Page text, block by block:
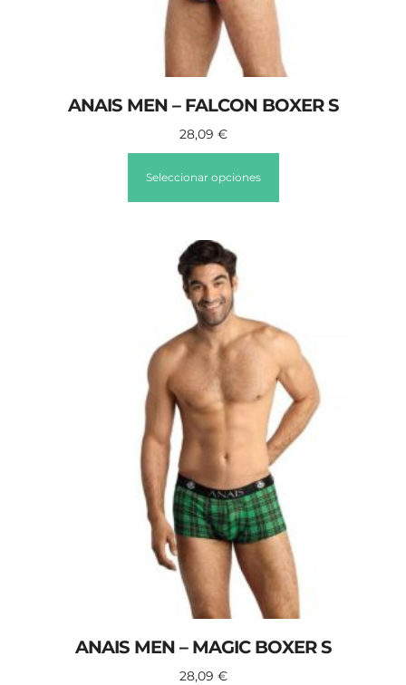
ANAIS MEN – FALCON BOXER S
28,09 €
Seleccionar opciones
ANAIS MEN – MAGIC BOXER S
28,09 €